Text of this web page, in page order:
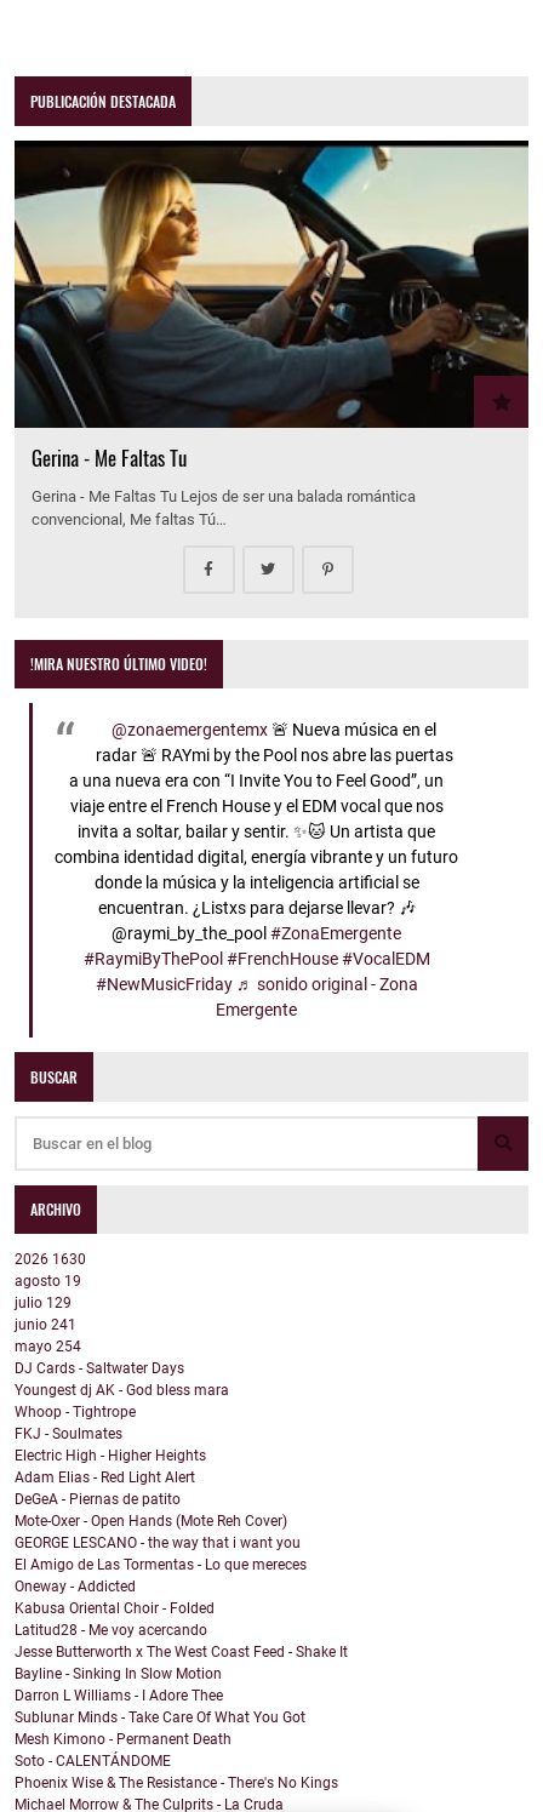
PUBLICACIÓN DESTACADA
Gerina - Me Faltas Tu
Gerina - Me Faltas Tu Lejos de ser una balada romántica
convencional, Me faltas Tú…
!MIRA NUESTRO ÚLTIMO VIDEO!
@zonaemergentemx🚨 Nueva música en el
radar 🚨 RAYmi by the Pool nos abre las puertas
a una nueva era con “I Invite You to Feel Good”, un
viaje entre el French House y el EDM vocal que nos
invita a soltar, bailar y sentir. ✨🐱 Un artista que
combina identidad digital, energía vibrante y un futuro
donde la música y la inteligencia artificial se
encuentran. ¿Listxs para dejarse llevar? 🎶
@raymi_by_the_pool#ZonaEmergente
#RaymiByThePool #FrenchHouse #VocalEDM
#NewMusicFriday ♬ sonido original - Zona
Emergente
BUSCAR
ARCHIVO
2026 1630
agosto 19
julio 129
junio 241
mayo 254
DJ Cards - Saltwater Days
Youngest dj AK - God bless mara
Whoop - Tightrope
FKJ - Soulmates
Electric High - Higher Heights
Adam Elias - Red Light Alert
DeGeA - Piernas de patito
Mote-Oxer - Open Hands (Mote Reh Cover)
GEORGE LESCANO - the way that i want you
El Amigo de Las Tormentas - Lo que mereces
Oneway - Addicted
Kabusa Oriental Choir - Folded
Latitud28 - Me voy acercando
Jesse Butterworth x The West Coast Feed - Shake It
Bayline - Sinking In Slow Motion
Darron L Williams - I Adore Thee
Sublunar Minds - Take Care Of What You Got
Mesh Kimono - Permanent Death
Soto - CALENTÁNDOME
Phoenix Wise & The Resistance - There's No Kings
Michael Morrow & The Culprits - La Cruda